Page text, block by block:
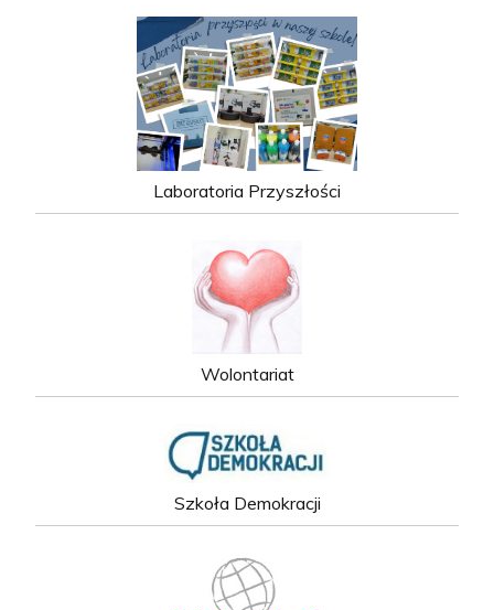
Laboratoria Przyszłości
Wolontariat
Szkoła Demokracji